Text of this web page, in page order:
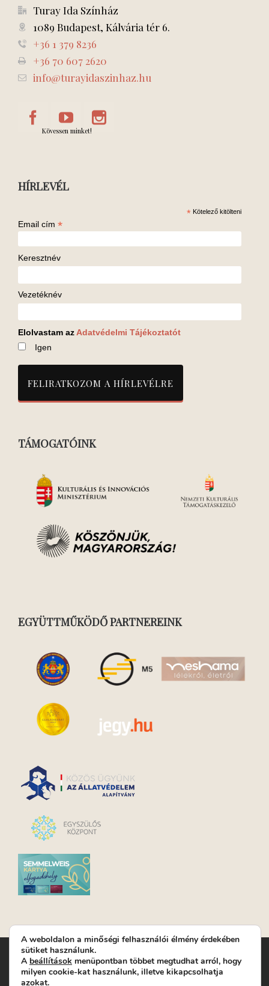
Turay Ida Színház
1089 Budapest, Kálvária tér 6.
+36 1 379 8236
+36 70 607 2620
info@turayidaszinhaz.hu
Kövessen minket!
HÍRLEVÉL
* Kötelező kitölteni
Email cím *
Keresztnév
Vezetéknév
Elolvastam az Adatvédelmi Tájékoztatót
Igen
TÁMOGATÓINK
EGYÜTTMŰKÖDŐ PARTNEREINK
Turay Ida Színház Közhasznú Nonprofit Kft. | Működési
helyszín: Turay Ida Színház 1089 Budapest, Kálvária tér 6. |
Levelezési cím: 1089 Budapest, Kálvária tér 14. | Titkárság:
A weboldalon a minőségi felhasználói élmény érdekében
sütiket használunk.
A beállítások menüpontban többet megtudhat arról, hogy
milyen cookie-kat használunk, illetve kikapcsolhatja
azokat.